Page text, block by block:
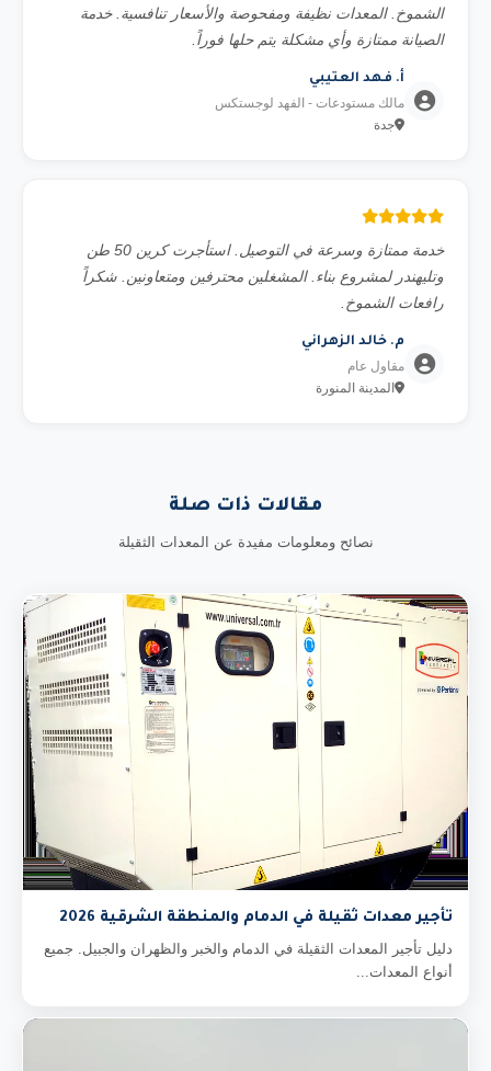
الشموخ. المعدات نظيفة ومفحوصة والأسعار تنافسية. خدمة
الصيانة ممتازة وأي مشكلة يتم حلها فوراً.
أ. فهد العتيبي
مالك مستودعات - الفهد لوجستكس
جدة
خدمة ممتازة وسرعة في التوصيل. استأجرت كرين 50 طن
وتليهندر لمشروع بناء. المشغلين محترفين ومتعاونين. شكراً
رافعات الشموخ.
م. خالد الزهراني
مقاول عام
المدينة المنورة
مقالات ذات صلة
نصائح ومعلومات مفيدة عن المعدات الثقيلة
تأجير معدات ثقيلة في الدمام والمنطقة الشرقية 2026
دليل تأجير المعدات الثقيلة في الدمام والخبر والظهران والجبيل. جميع
أنواع المعدات...